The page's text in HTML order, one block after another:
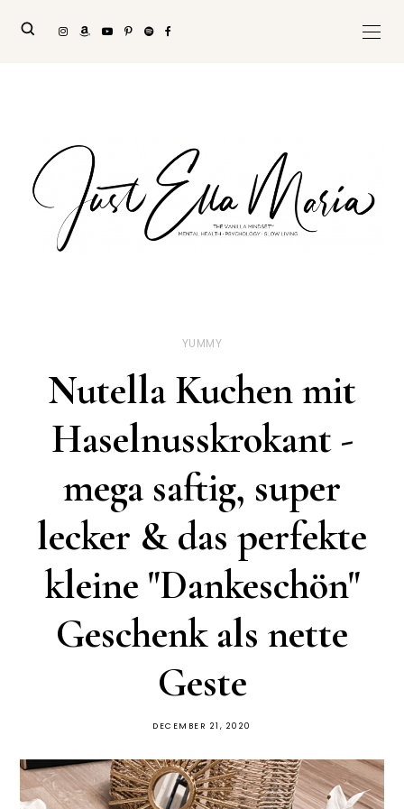
YUMMY
Nutella Kuchen mit
Haselnusskrokant -
mega saftig, super
lecker & das perfekte
kleine "Dankeschön"
Geschenk als nette
Geste
DECEMBER 21, 2020